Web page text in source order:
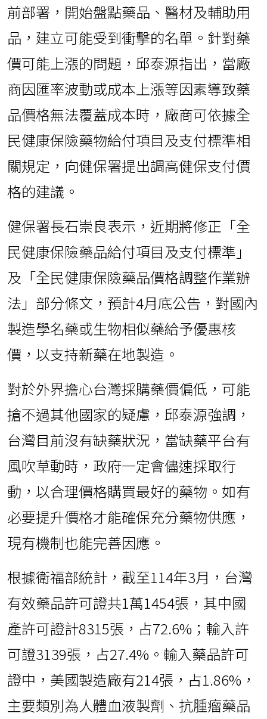
前部署，開始盤點藥品、醫材及輔助用
品，建立可能受到衝擊的名單。針對藥
價可能上漲的問題，邱泰源指出，當廠
商因匯率波動或成本上漲等因素導致藥
品價格無法覆蓋成本時，廠商可依據全
民健康保險藥物給付項目及支付標準相
關規定，向健保署提出調高健保支付價
格的建議。
健保署長石崇良表示，近期將修正「全
民健康保險藥品給付項目及支付標準」
及「全民健康保險藥品價格調整作業辦
法」部分條文，預計4月底公告，對國內
製造學名藥或生物相似藥給予優惠核
價，以支持新藥在地製造。
對於外界擔心台灣採購藥價偏低，可能
搶不過其他國家的疑慮，邱泰源強調，
台灣目前沒有缺藥狀況，當缺藥平台有
風吹草動時，政府一定會儘速採取行
動，以合理價格購買最好的藥物。如有
必要提升價格才能確保充分藥物供應，
現有機制也能完善因應。
根據衛福部統計，截至114年3月，台灣
有效藥品許可證共1萬1454張，其中國
產許可證計8315張，占72.6%；輸入許
可證3139張，占27.4%。輸入藥品許可
證中，美國製造廠有214張，占1.86%，
主要類別為人體血液製劑、抗腫瘤藥品